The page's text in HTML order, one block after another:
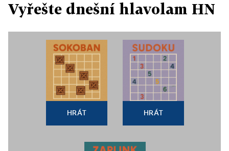
Vyřešte dnešní hlavolam HN
HRÁT HRÁT